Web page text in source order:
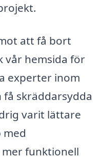
att få bort
vår hemsida för
experter inom
skräddarsydda
varit lättare
med
funktionell